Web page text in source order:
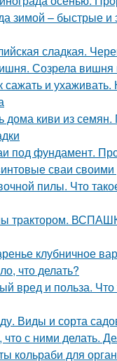
зимой – быстрые
сладкая.
Созрела вишня
и ухаживать.
дома киви из
под фундамент.
сваи своими
пилы. Что
трактором.
клубничное
что делать?
вред и польза.
Виды и сорта
с ними делать.
кольраби для